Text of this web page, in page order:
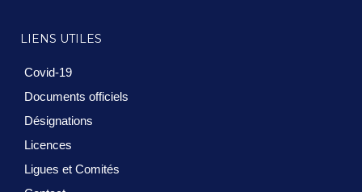
LIENS UTILES
Covid-19
Documents officiels
Désignations
Licences
Ligues et Comités